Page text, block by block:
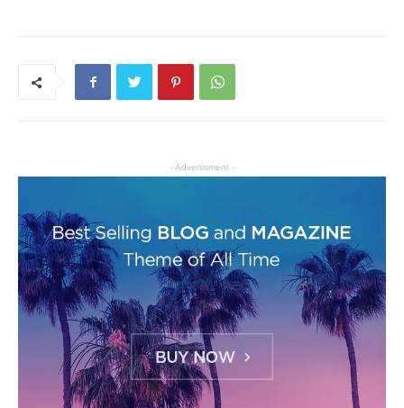
- Advertisment -